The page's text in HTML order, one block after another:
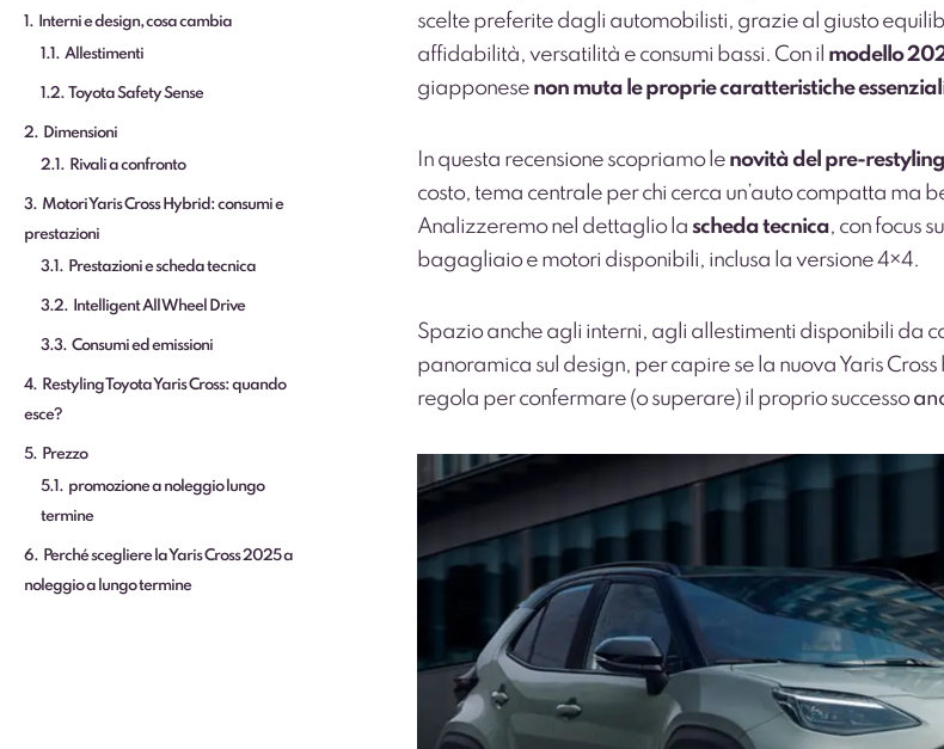
1 Interni e design, cosa cambia
1.1 Allestimenti
1.2 Toyota Safety Sense
2 Dimensioni
2.1 Rivali a confronto
3
Motori Yaris Cross Hybrid: consumi e
prestazioni
3.1 Prestazioni e scheda tecnica
3.2 Intelligent All Wheel Drive
3.3 Consumi ed emissioni
4
Restyling Toyota Yaris Cross: quando
esce?
5 Prezzo
5.1
promozione a noleggio lungo
termine
6
Perché scegliere la Yaris Cross 2025 a
noleggio a lungo termine
scelte preferite dagli automobilisti, grazie al giusto
affidabilità, versatilità e consumi bassi. Con il modello
giapponese non muta le proprie caratteristiche essenzial
In questa recensione scopriamo le novità del pre-
costo, tema centrale per chi cerca un’auto compatta ma
Analizzeremo nel dettaglio la scheda tecnica, con focus
bagagliaio e motori disponibili, inclusa la versione 4×4.
Spazio anche agli interni, agli allestimenti disponibili da
panoramica sul design, per capire se la nuova Yaris
regola per confermare (o superare) il proprio successo